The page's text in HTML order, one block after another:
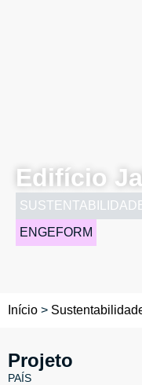
Edifício
ENGEFORM
Início >
Projeto
PAÍS